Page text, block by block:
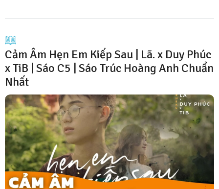
Cảm Âm Hẹn Em Kiếp Sau | Lã. x Duy Phúc
x TiB | Sáo C5 | Sáo Trúc Hoàng Anh Chuẩn
Nhất